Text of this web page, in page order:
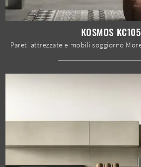
KOSMOS KC105